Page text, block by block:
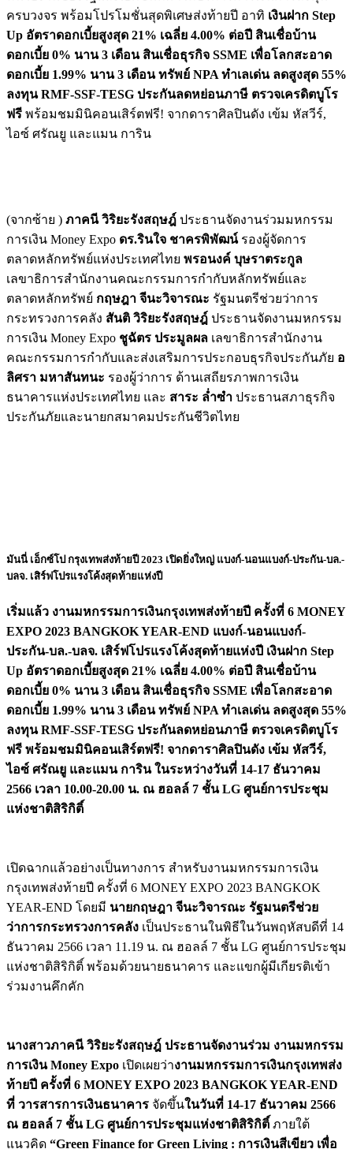
ครบวงจร พร้อมโปรโมชั่นสุดพิเศษส่งท้ายปี อาทิ เงินฝาก Step
Up อัตราดอกเบี้ยสูงสุด 21% เฉลี่ย 4.00% ต่อปี สินเชื่อบ้าน
ดอกเบี้ย 0% นาน 3 เดือน สินเชื่อธุรกิจ SSME เพื่อโลกสะอาด
ดอกเบี้ย 1.99% นาน 3 เดือน ทรัพย์ NPA ทำเลเด่น ลดสูงสุด 55%
ลงทุน RMF-SSF-TESG ประกันลดหย่อนภาษี ตรวจเครดิตบูโร
ฟรี พร้อมชมมินิคอนเสิร์ตฟรี! จากดาราศิลปินดัง เข้ม หัสวีร์,
ไอซ์ ศรัณยู และแมน การิน
(จากซ้าย ) ภาคนี วิริยะรังสฤษฎ์ ประธานจัดงานร่วมมหกรรม
การเงิน Money Expo ดร.รินใจ ชาครพิพัฒน์รองผู้จัดการ
ตลาดหลักทรัพย์แห่งประเทศไทย พรอนงค์ บุษราตระกูล
เลขาธิการสำนักงานคณะกรรมการกำกับหลักทรัพย์และ
ตลาดหลักทรัพย์ กฤษฎา จีนะวิจารณะ รัฐมนตรีช่วยว่าการ
กระทรวงการคลัง สันติ วิริยะรังสฤษฎ์ ประธานจัดงานมหกรรม
การเงิน Money Expo ชูฉัตร ประมูลผล เลขาธิการสำนักงาน
คณะกรรมการกำกับและส่งเสริมการประกอบธุรกิจประกันภัย อ
ลิศรา มหาสันทนะ รองผู้ว่าการ ด้านเสถียรภาพการเงิน
ธนาคารแห่งประเทศไทย และ สาระ ล่ำซำ ประธานสภาธุรกิจ
ประกันภัยและนายกสมาคมประกันชีวิตไทย
มันนี่ เอ็กซ์โป กรุงเทพส่งท้ายปี 2023 เปิดยิ่งใหญ่ แบงก์-นอนแบงก์-ประกัน-บล.-
บลจ. เสิร์ฟโปรแรงโค้งสุดท้ายแห่งปี
เริ่มแล้ว งานมหกรรมการเงินกรุงเทพส่งท้ายปี ครั้งที่ 6 MONEY
EXPO 2023 BANGKOK YEAR-END แบงก์-นอนแบงก์-
ประกัน-บล.-บลจ. เสิร์ฟโปรแรงโค้งสุดท้ายแห่งปี เงินฝาก Step
Up อัตราดอกเบี้ยสูงสุด 21% เฉลี่ย 4.00% ต่อปี สินเชื่อบ้าน
ดอกเบี้ย 0% นาน 3 เดือน สินเชื่อธุรกิจ SSME เพื่อโลกสะอาด
ดอกเบี้ย 1.99% นาน 3 เดือน ทรัพย์ NPA ทำเลเด่น ลดสูงสุด 55%
ลงทุน RMF-SSF-TESG ประกันลดหย่อนภาษี ตรวจเครดิตบูโร
ฟรี พร้อมชมมินิคอนเสิร์ตฟรี! จากดาราศิลปินดัง เข้ม หัสวีร์,
ไอซ์ ศรัณยู และแมน การิน ในระหว่างวันที่ 14-17 ธันวาคม
2566 เวลา 10.00-20.00 น. ณ ฮอลล์ 7 ชั้น LG ศูนย์การประชุม
แห่งชาติสิริกิติ์
เปิดฉากแล้วอย่างเป็นทางการ สำหรับงานมหกรรมการเงิน
กรุงเทพส่งท้ายปี ครั้งที่ 6 MONEY EXPO 2023 BANGKOK
YEAR-END โดยมี นายกฤษฎา จีนะวิจารณะ รัฐมนตรีช่วย
ว่าการกระทรวงการคลัง เป็นประธานในพิธีในวันพฤหัสบดีที่ 14
ธันวาคม 2566 เวลา 11.19 น. ณ ฮอลล์ 7 ชั้น LG ศูนย์การประชุม
แห่งชาติสิริกิติ์ พร้อมด้วยนายธนาคาร และแขกผู้มีเกียรติเข้า
ร่วมงานคึกคัก
นางสาวภาคนี วิริยะรังสฤษฎ์ ประธานจัดงานร่วม งานมหกรรม
การเงิน Money Expo เปิดเผยว่างานมหกรรมการเงินกรุงเทพส่ง
ท้ายปี ครั้งที่ 6 MONEY EXPO 2023 BANGKOK YEAR-END
ที่ วารสารการเงินธนาคาร จัดขึ้นในวันที่ 14-17 ธันวาคม 2566
ณ ฮอลล์ 7 ชั้น LG ศูนย์การประชุมแห่งชาติสิริกิติ์ ภายใต้
แนวคิด “Green Finance for Green Living : การเงินสีเขียว เพื่อ